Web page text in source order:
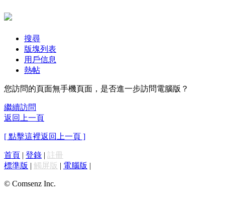
搜尋
版塊列表
用戶信息
熱帖
您訪問的頁面無手機頁面，是否進一步訪問電腦版？
繼續訪問
返回上一頁
[ 點擊這裡返回上一頁 ]
首頁 | 登錄 | 註冊
標準版 | 觸屏版 | 電腦版 |
© Comsenz Inc.